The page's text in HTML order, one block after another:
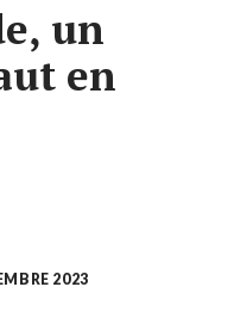
un
en
2023